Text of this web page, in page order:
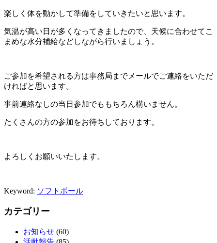
楽しく体を動かして準備をしていきたいと思います。
気温が高い日が多くなってきましたので、天候に合わせてこ
まめな水分補給などしながら行いましょう。
ご参加を希望される方は事務局までメールでご連絡をいただ
ければと思います。
事前連絡なしの当日参加でももちろん構いません。
たくさんの方の参加をお待ちしております。
よろしくお願いいたします。
Keyword: ソフトボール
カテゴリー
お知らせ (60)